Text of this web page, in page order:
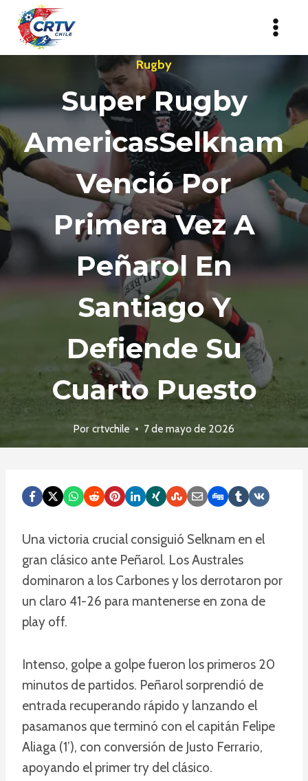
Saltar
contenido
Rugby
Super Rugby
AmericasSelknam
Venció Por
Primera Vez A
Peñarol En
Santiago Y
Defiende Su
Cuarto Puesto
Por crtvchile 7 de mayo de 2026
Una victoria crucial consiguió Selknam en el
gran clásico ante Peñarol. Los Australes
dominaron a los Carbones y los derrotaron por
un claro 41-26 para mantenerse en zona de
play off.
Intenso, golpe a golpe fueron los primeros 20
minutos de partidos. Peñarol sorprendió de
entrada recuperando rápido y lanzando el
pasamanos que terminó con el capitán Felipe
Aliaga (1’), con conversión de Justo Ferrario,
apoyando el primer try del clásico.